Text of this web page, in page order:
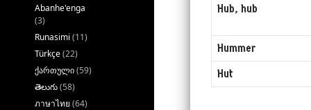
Hub, hub
Hummer
Hut
Abanhe'enga
(3)
Runasimi (11)
Türkçe(22)
ქართული(59)
తెలుగు(58)
ภาษาไทย (64)